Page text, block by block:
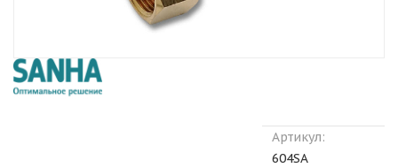
Артикул:
604SA